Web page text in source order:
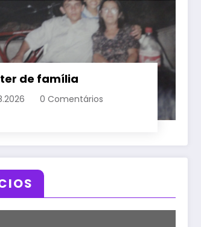
de família
0 Comentários